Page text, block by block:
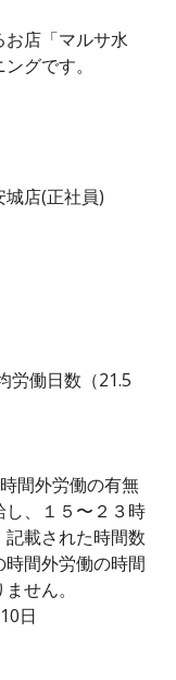
店「マルサ水
グです。
店(正社員)
労働日数（21.5
間外労働の有無
、１５〜２３時
載された時間数
間外労働の時間
せん。
日